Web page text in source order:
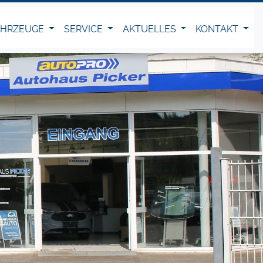
SERVICE AKTUELLES KONTAKT